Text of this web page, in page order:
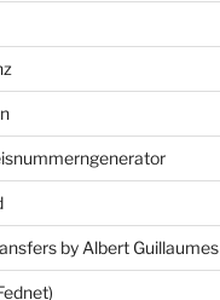
by Albert Guillaumes